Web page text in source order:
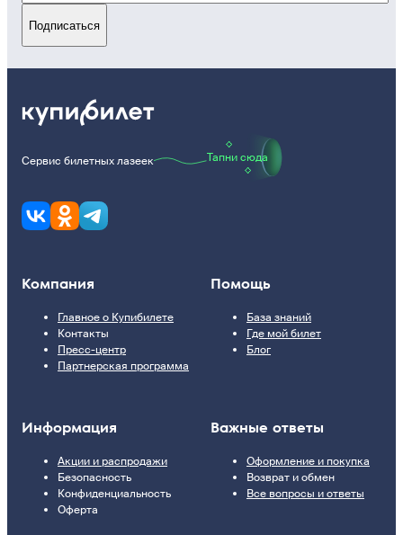
Подписаться
Сервис билетных лазеек Тапни сюда
Компания
Главное о Купибилете
Контакты
Пресс-центр
Партнерская программа
Помощь
База знаний
Где мой билет
Блог
Информация
Акции и распродажи
Безопасность
Конфиденциальность
Оферта
Важные ответы
Оформление и покупка
Возврат и обмен
Все вопросы и ответы